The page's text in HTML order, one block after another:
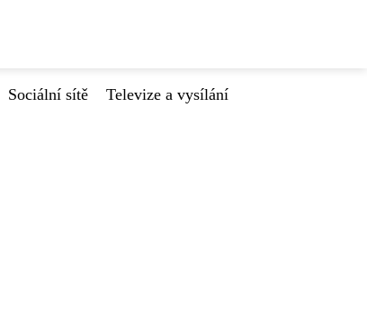
Sociální sítě Televize a vysílání